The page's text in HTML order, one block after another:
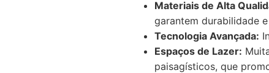
Materiais de Alta
garantem durabilidade
Tecnologia Avançada:
Espaços de Lazer:
paisagísticos, que